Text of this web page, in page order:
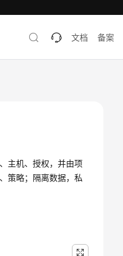
文档 备案
主机、授权，并由项
策略；隔离数据，私